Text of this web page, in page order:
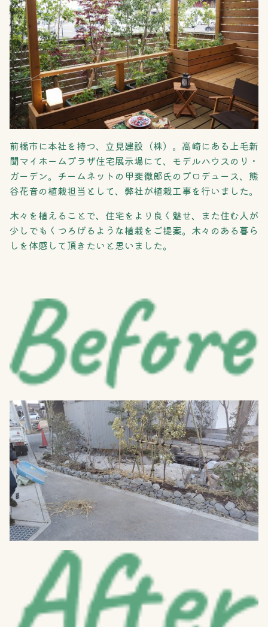
前橋市に本社を持つ、立見建設（株）。高崎にある上毛新
聞マイホームプラザ住宅展示場にて、モデルハウスのリ・
ガーデン。チームネットの甲斐徹郎氏のプロデュース、熊
谷花音の植栽担当として、弊社が植栽工事を行いました。
木々を植えることで、住宅をより良く魅せ、また住む人が
少しでもくつろげるような植栽をご提案。木々のある暮ら
しを体感して頂きたいと思いました。